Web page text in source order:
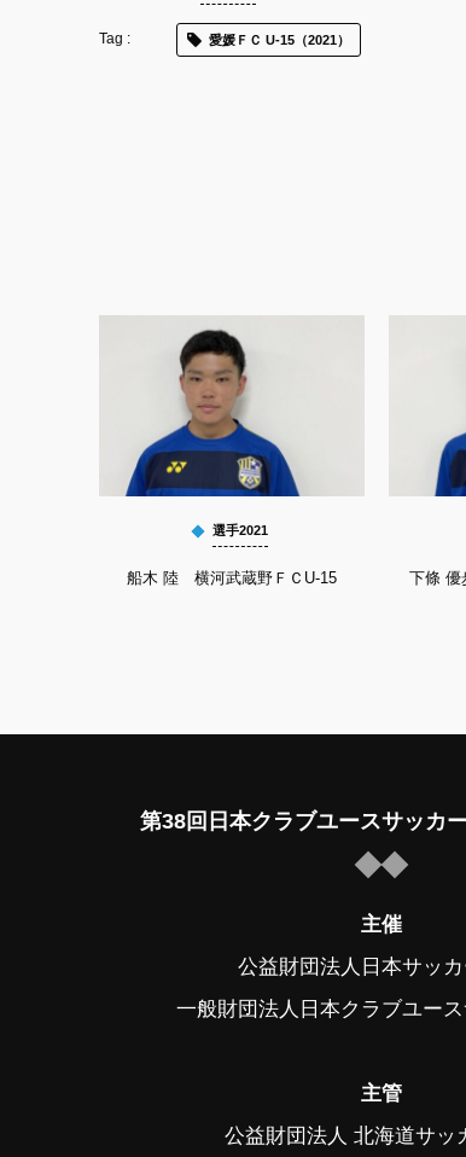
愛媛ＦＣ U-15（2021）
選手2021
船木 陸 横河武蔵野ＦＣU-15 下條
第38回日本クラブユースサッカ
主催
公益財団法人日本サッ
一般財団法人日本クラブユー
主管
公益財団法人 北海道サッ